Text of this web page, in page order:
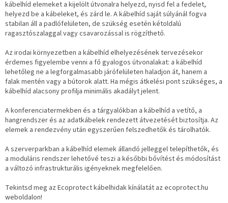
kábelhíd elemeket a kijelölt útvonalra helyezd, nyisd fel a fedelet,
helyezd be a kábeleket, és zárd le. A kábelhíd saját súlyánál fogva
stabilan áll a padlófelületen, de szükség esetén kétoldalú
ragasztószalaggal vagy csavarozással is rögzíthető.
Az irodai környezetben a kábelhíd elhelyezésének tervezésekor
érdemes figyelembe venni a fő gyalogos útvonalakat: a kábelhíd
lehetőleg ne a legforgalmasabb járófelületen haladjon át, hanem a
falak mentén vagy a bútorok alatt. Ha mégis átkelési pont szükséges, a
kábelhíd alacsony profilja minimális akadályt jelent.
A konferenciatermekben és a tárgyalókban a kábelhíd a vetítő, a
hangrendszer és az adatkábelek rendezett átvezetését biztosítja. Az
elemek a rendezvény után egyszerűen felszedhetők és tárolhatók.
A szerverparkban a kábelhíd elemek állandó jelleggel telepíthetők, és
a moduláris rendszer lehetővé teszi a későbbi bővítést és módosítást
a változó infrastrukturális igényeknek megfelelően.
Tekintsd meg az Ecoprotect kábelhidak kínálatát az ecoprotect.hu
weboldalon!